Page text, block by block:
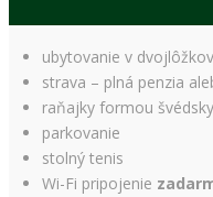
ubytovanie v
strava – plná penzia
raňajky formou
parkovanie
stolný tenis
Wi-Fi pripojenie